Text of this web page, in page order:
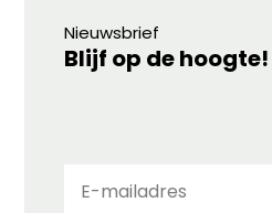
Nieuwsbrief
Blijf op de hoogte!